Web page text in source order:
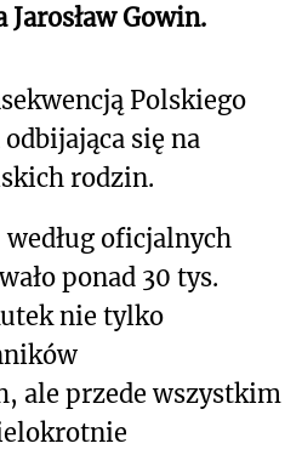
Gowin.
Polskiego
się na
rodzin.
oficjalnych
ponad 30 tys.
nie tylko
ale przede wszystkim